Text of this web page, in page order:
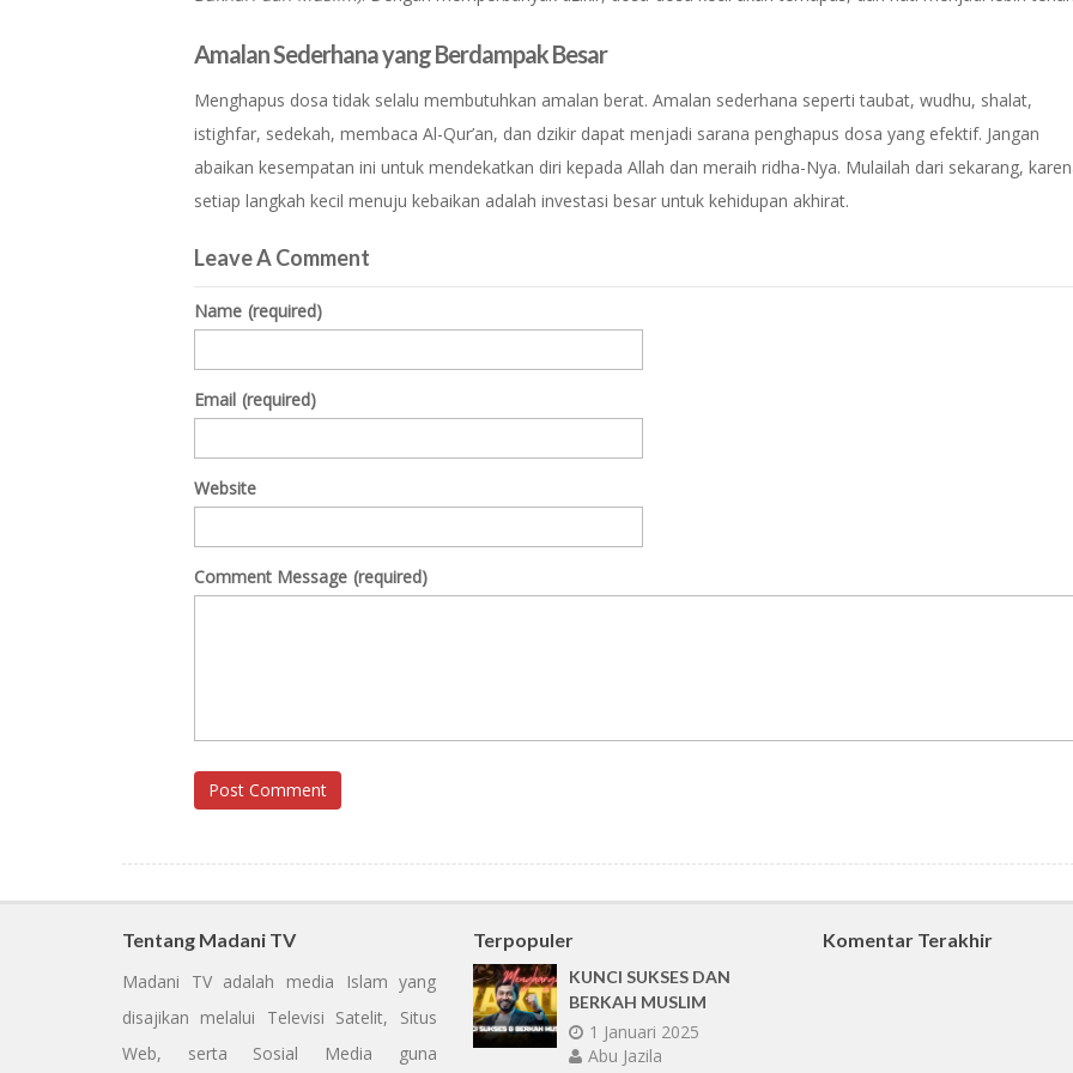
Amalan Sederhana yang Berdampak Besar
Menghapus dosa tidak selalu membutuhkan amalan berat. Amalan sederhana seperti taubat, wudhu, shalat,
istighfar, sedekah, membaca Al-Qur’an, dan dzikir dapat menjadi sarana penghapus dosa yang efektif. Jangan
abaikan kesempatan ini untuk mendekatkan diri kepada Allah dan meraih ridha-Nya. Mulailah dari sekarang,
setiap langkah kecil menuju kebaikan adalah investasi besar untuk kehidupan akhirat.
Leave A Comment
Name (required)
Email (required)
Website
Comment Message (required)
Post Comment
Tentang Madani TV
Madani TV adalah media Islam yang
disajikan melalui Televisi Satelit, Situs
Web, serta Sosial Media guna
Terpopuler
KUNCI SUKSES DAN
BERKAH MUSLIM
1 Januari 2025
Abu Jazila
Komentar Terakhir